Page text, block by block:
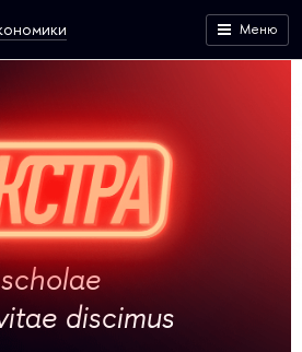
Меню
discimus